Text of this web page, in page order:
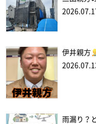
伊井親方
雨漏り？